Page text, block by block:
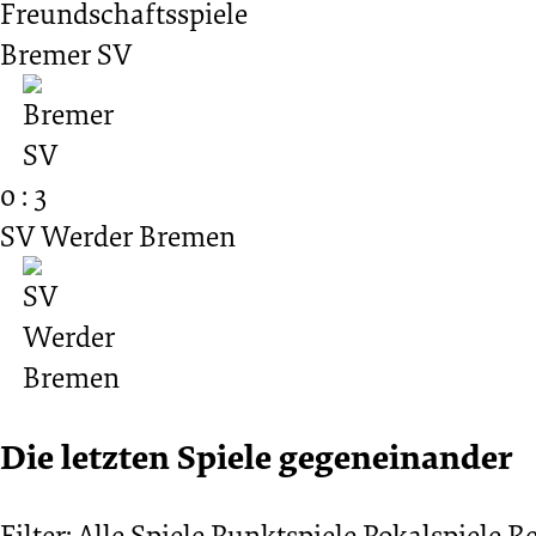
Freundschaftsspiele
Bremer SV
0 : 3
SV Werder Bremen
Die letzten Spiele gegeneinander